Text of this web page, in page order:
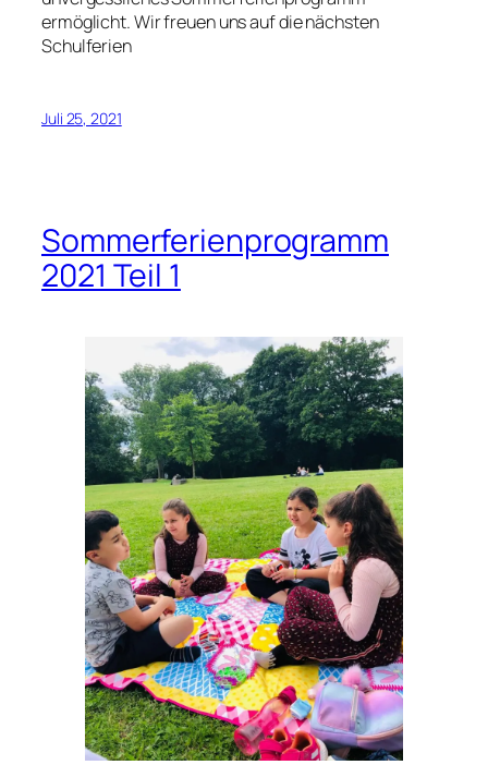
ermöglicht. Wir freuen uns auf die nächsten
Schulferien
Juli 25, 2021
Sommerferienprogramm
2021 Teil 1